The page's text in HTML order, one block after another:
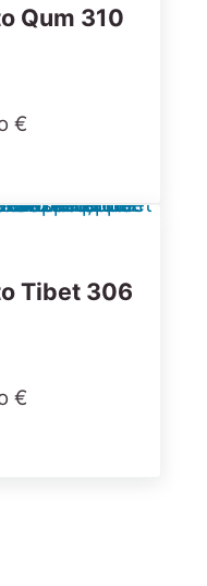
Qum 310
€
Tibet 306
€